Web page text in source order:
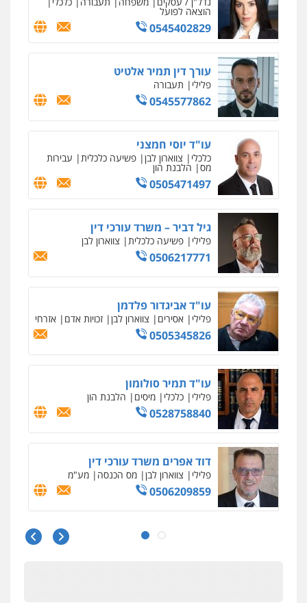
הוצאה לפועל
0545402829
עורך דין תמיר אלטיט
פלילי תעבורה
0545577862
עו"ד יוסי חמצני
כלכלי צווארון לבן פשיעה כלכלית עבירות
מס הלבנת הון
0505471497
גיל דביר – משרד עורכי דין
פלילי פשיעה כלכלית צווארון לבן
0506217771
עו"ד אביגדור פלדמן
פלילי אסירים צווארון לבן זכויות אדם אזרחי
0505345826
עו"ד תמיר סולומון
פלילי כלכלי מיסים הלבנת הון
0528758840
דוד אפרים משרד עורכי דין
פלילי צווארון לבן מס הכנסה מע"מ
0506209859
עו"ד שרון נהרי
פשיעה כלכלית